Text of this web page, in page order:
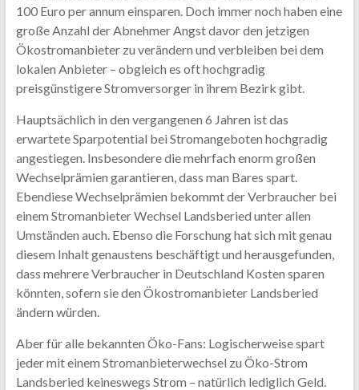
100 Euro per annum einsparen. Doch immer noch haben eine
große Anzahl der Abnehmer Angst davor den jetzigen
Ökostromanbieter zu verändern und verbleiben bei dem
lokalen Anbieter – obgleich es oft hochgradig
preisgünstigere Stromversorger in ihrem Bezirk gibt.
Hauptsächlich in den vergangenen 6 Jahren ist das
erwartete Sparpotential bei Stromangeboten hochgradig
angestiegen. Insbesondere die mehrfach enorm großen
Wechselprämien garantieren, dass man Bares spart.
Ebendiese Wechselprämien bekommt der Verbraucher bei
einem Stromanbieter Wechsel Landsberied unter allen
Umständen auch. Ebenso die Forschung hat sich mit genau
diesem Inhalt genaustens beschäftigt und herausgefunden,
dass mehrere Verbraucher in Deutschland Kosten sparen
könnten, sofern sie den Ökostromanbieter Landsberied
ändern würden.
Aber für alle bekannten Öko-Fans: Logischerweise spart
jeder mit einem Stromanbieterwechsel zu Öko-Strom
Landsberied keineswegs Strom – natürlich lediglich Geld.